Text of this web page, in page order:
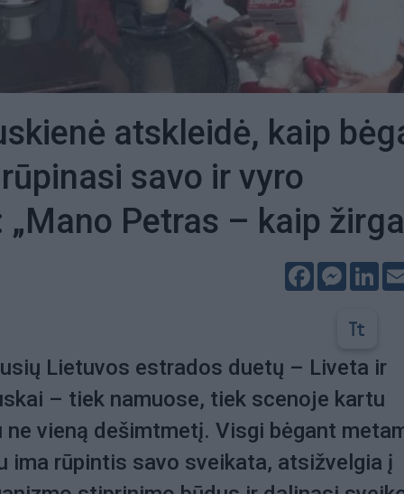
atskleidė, kaip
savo ir vyro
Petras – kaip
Facebook
Lietuvos estrados duetų – Liveta ir
– tiek namuose, tiek scenoje kartu
vieną dešimtmetį. Visgi bėgant
ima rūpintis savo sveikata, atsižvelgia į